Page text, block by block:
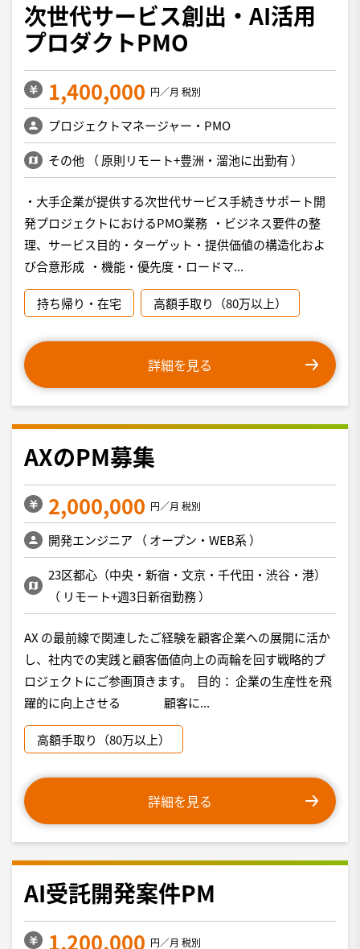
次世代サービス創出・AI活用
プロダクトPMO
1,400,000 円／月 税別
プロジェクトマネージャー・PMO
その他 （ 原則リモート+豊洲・溜池に出勤有 ）
・大手企業が提供する次世代サービス手続きサポート開
発プロジェクトにおけるPMO業務 ・ビジネス要件の整
理、サービス目的・ターゲット・提供価値の構造化およ
び合意形成 ・機能・優先度・ロードマ...
持ち帰り・在宅 高額手取り（80万以上）
詳細を見る
AXのPM募集
2,000,000 円／月 税別
開発エンジニア （ オープン・WEB系）
23区都心（中央・新宿・文京・千代田・渋谷・港）
（ リモート+週3日新宿勤務）
AX の最前線で関連したご経験を顧客企業への展開に活か
し、社内での実践と顧客価値向上の両輪を回す戦略的プ
ロジェクトにご参画頂きます。 目的： 企業の生産性を飛
躍的に向上させる 顧客に...
高額手取り（80万以上）
詳細を見る
AI受託開発案件PM
1,200,000 円／月 税別